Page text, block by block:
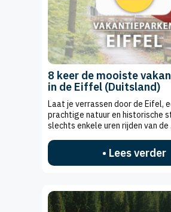
8 keer de mooiste
in de Eiffel (Duitsland)
Laat je verrassen door de Eifel,
prachtige natuur en historische
slechts enkele uren rijden van de
• Lees verder